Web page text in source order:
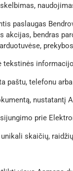
paslaugas
akcijas, bendras
tekstinės
paštu, telefonu
nustatantį
prie
skaičių,